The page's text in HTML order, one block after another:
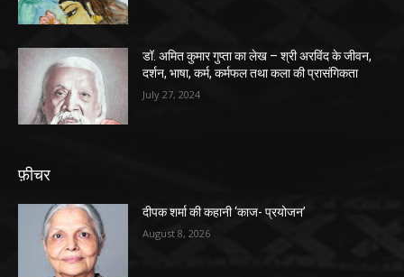
डॉ. अमित कुमार गुप्ता का लेख – श्री अरविंद के जीवन,
दर्शन, भाषा, कर्म, कर्मफल तथा कला की प्रासंगिकता
July 27, 2024
फ़ीचर
दीपक शर्मा की कहानी ‘काज- प्रयोजन’
August 8, 2026